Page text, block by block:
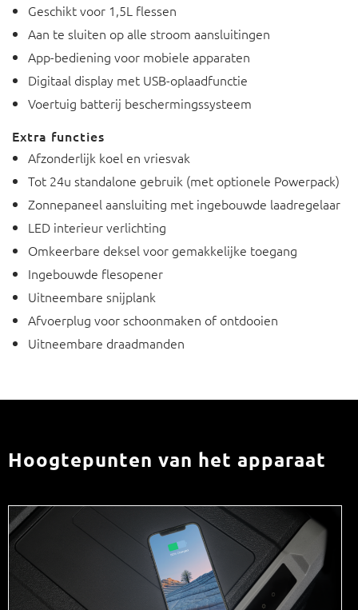
Geschikt voor 1,5L flessen
Aan te sluiten op alle stroom aansluitingen
App-bediening voor mobiele apparaten
Digitaal display met USB-oplaadfunctie
Voertuig batterij beschermingssysteem
Extra functies
Afzonderlijk koel en vriesvak
Tot 24u standalone gebruik (met optionele Powerpack)
Zonnepaneel aansluiting met ingebouwde laadregelaar
LED interieur verlichting
Omkeerbare deksel voor gemakkelijke toegang
Ingebouwde flesopener
Uitneembare snijplank
Afvoerplug voor schoonmaken of ontdooien
Uitneembare draadmanden
Hoogtepunten van het apparaat